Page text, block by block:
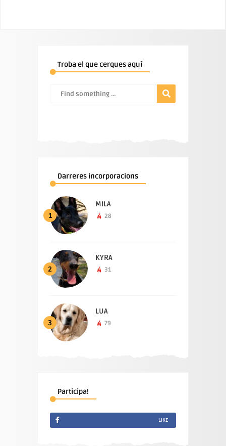
Troba el que cerques aquí
Darreres incorporacions
1
MILA
28
2
KYRA
31
3
LUA
79
Participa!
LIKE